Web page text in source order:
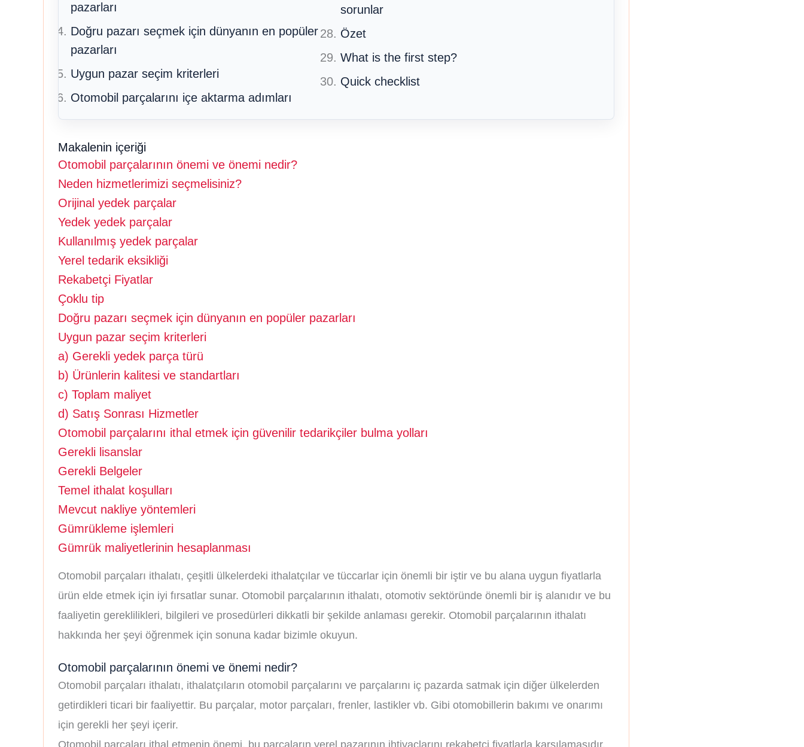
pazarları
Doğru pazarı seçmek için dünyanın en popüler
pazarları
Uygun pazar seçim kriterleri
Otomobil parçalarını içe aktarma adımları
sorunlar
Özet
What is the first step?
Quick checklist
Makalenin içeriği
Otomobil parçalarının önemi ve önemi nedir?
Neden hizmetlerimizi seçmelisiniz?
Orijinal yedek parçalar
Yedek yedek parçalar
Kullanılmış yedek parçalar
Yerel tedarik eksikliği
Rekabetçi Fiyatlar
Çoklu tip
Doğru pazarı seçmek için dünyanın en popüler pazarları
Uygun pazar seçim kriterleri
a) Gerekli yedek parça türü
b) Ürünlerin kalitesi ve standartları
c) Toplam maliyet
d) Satış Sonrası Hizmetler
Otomobil parçalarını ithal etmek için güvenilir tedarikçiler bulma yolları
Gerekli lisanslar
Gerekli Belgeler
Temel ithalat koşulları
Mevcut nakliye yöntemleri
Gümrükleme işlemleri
Gümrük maliyetlerinin hesaplanması
Otomobil parçaları ithalatı, çeşitli ülkelerdeki ithalatçılar ve tüccarlar için önemli bir iştir ve bu alana uygun fiyatlarla
ürün elde etmek için iyi fırsatlar sunar. Otomobil parçalarının ithalatı, otomotiv sektöründe önemli bir iş alanıdır ve bu
faaliyetin gereklilikleri, bilgileri ve prosedürleri dikkatli bir şekilde anlaması gerekir. Otomobil parçalarının ithalatı
hakkında her şeyi öğrenmek için sonuna kadar bizimle okuyun.
Otomobil parçalarının önemi ve önemi nedir?
Otomobil parçaları ithalatı, ithalatçıların otomobil parçalarını ve parçalarını iç pazarda satmak için diğer ülkelerden
getirdikleri ticari bir faaliyettir. Bu parçalar, motor parçaları, frenler, lastikler vb. Gibi otomobillerin bakımı ve onarımı
için gerekli her şeyi içerir.
Otomobil parçaları ithal etmenin önemi, bu parçaların yerel pazarının ihtiyaçlarını rekabetçi fiyatlarla karşılamasıdır.